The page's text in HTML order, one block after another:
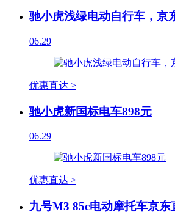
驰小虎浅绿电动自行车，京
06.29
优惠直达 >
驰小虎新国标电车898元
06.29
优惠直达 >
九号M3 85c电动摩托车京东